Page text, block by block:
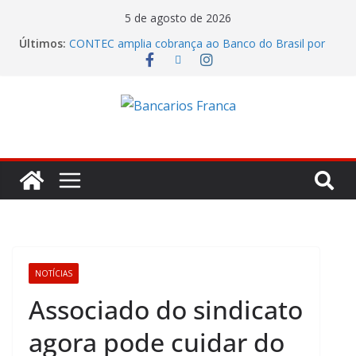
5 de agosto de 2026
Últimos: CONTEC amplia cobrança ao Banco do Brasil por
remuneração, segurança e qualificação
Fenaban tenta transformar reivindicações em
prejuízo e segura proposta econômica
Eleições SantanderPrevi começam nesta segunda-
feira (3)
NOTÍCIAS
Associado do sindicato
agora pode cuidar do